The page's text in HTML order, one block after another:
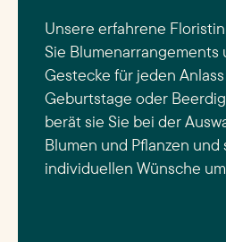
Unsere erfahrene
Sie Blumenarrangements
Gestecke für jeden
Geburtstage oder
berät sie Sie bei der
Blumen und Pflanzen und
individuellen Wünsche